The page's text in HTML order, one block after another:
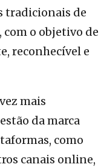
tradicionais de
o objetivo de
reconhecível e
mais
da marca
como
canais online,